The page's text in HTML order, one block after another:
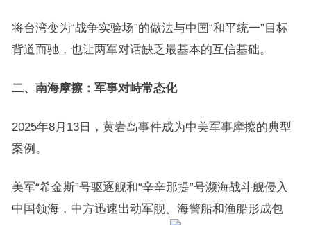
将台湾变为“战争实验场”的做法与中国“和平统一”目标
背道而驰，也让两军对话缺乏最基本的互信基础。
二、南海摩擦：军事对峙常态化
2025年8月13日，黄岩岛事件成为中美军事摩擦的典型
案例。
美军“希金斯”号驱逐舰和“辛辛那提”号濒海战斗舰侵入
中国领海，中方迅速出动军舰、海警船和渔船形成包